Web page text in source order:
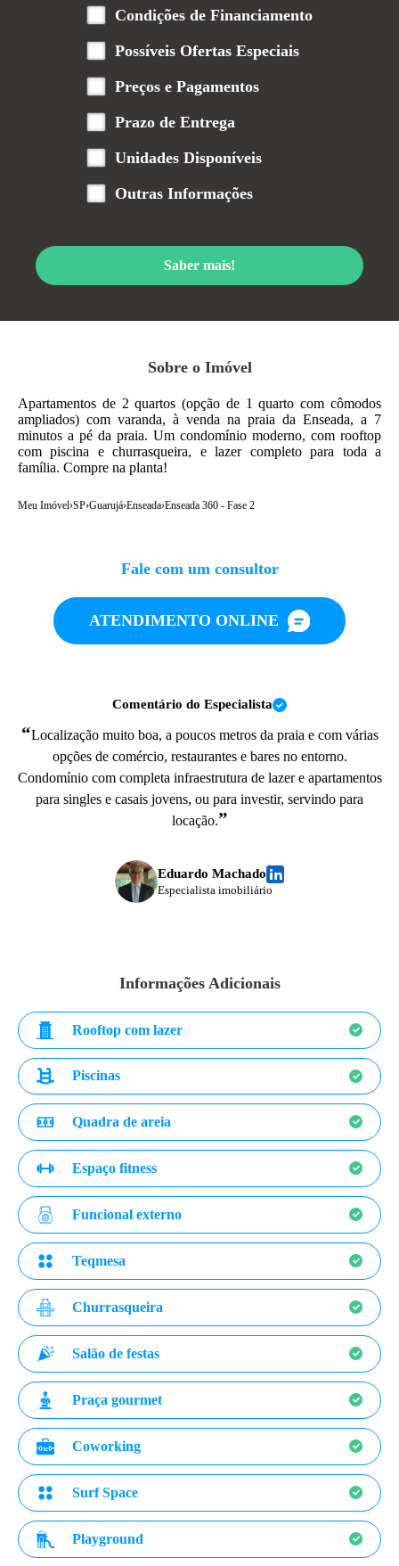
Sobre o Imóvel
Apartamentos de 2 quartos (opção de 1 quarto com cômodos
ampliados) com varanda, à venda na praia da Enseada, a 7
minutos a pé da praia. Um condomínio moderno, com rooftop
com piscina e churrasqueira, e lazer completo para toda a
família. Compre na planta!
Meu Imóvel›SP›Guarujá›Enseada›Enseada 360 - Fase 2
Condições de Financiamento
Possíveis Ofertas Especiais
Preços e Pagamentos
Prazo de Entrega
Unidades Disponíveis
Outras Informações
Saber mais!
Fale com um consultor
ATENDIMENTO ONLINE
Comentário do Especialista
“Localização muito boa, a poucos metros da praia e com várias
opções de comércio, restaurantes e bares no entorno.
Condomínio com completa infraestrutura de lazer e apartamentos
para singles e casais jovens, ou para investir, servindo para
locação.”
Eduardo Machado
Especialista imobiliário
Informações Adicionais
Rooftop com lazer
Piscinas
Quadra de areia
Espaço fitness
Funcional externo
Teqmesa
Churrasqueira
Salão de festas
Praça gourmet
Coworking
Surf Space
Playground